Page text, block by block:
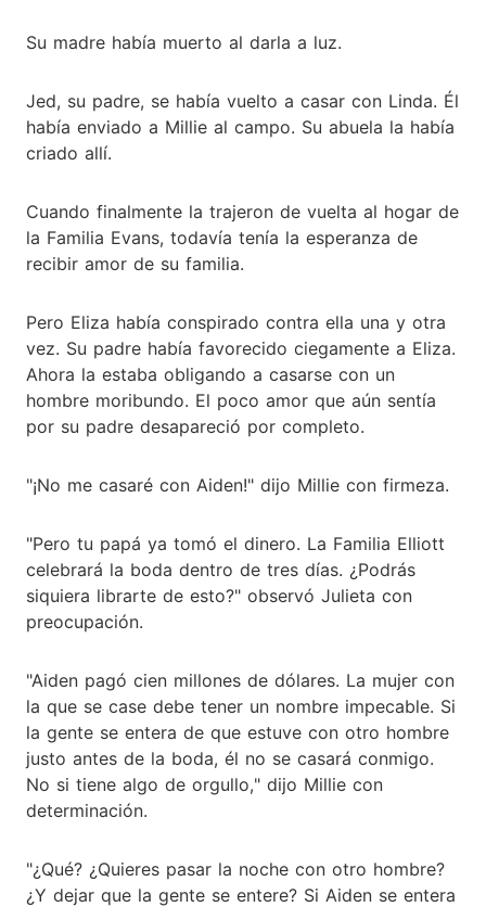
Su madre había muerto al darla a luz.
Jed, su padre, se había vuelto a casar con Linda. Él
había enviado a Millie al campo. Su abuela la había
criado allí.
Cuando finalmente la trajeron de vuelta al hogar de
la Familia Evans, todavía tenía la esperanza de
recibir amor de su familia.
Pero Eliza había conspirado contra ella una y otra
vez. Su padre había favorecido ciegamente a Eliza.
Ahora la estaba obligando a casarse con un
hombre moribundo. El poco amor que aún sentía
por su padre desapareció por completo.
"¡No me casaré con Aiden!" dijo Millie con firmeza.
"Pero tu papá ya tomó el dinero. La Familia Elliott
celebrará la boda dentro de tres días. ¿Podrás
siquiera librarte de esto?" observó Julieta con
preocupación.
"Aiden pagó cien millones de dólares. La mujer con
la que se case debe tener un nombre impecable. Si
la gente se entera de que estuve con otro hombre
justo antes de la boda, él no se casará conmigo.
No si tiene algo de orgullo," dijo Millie con
determinación.
"¿Qué? ¿Quieres pasar la noche con otro hombre?
¿Y dejar que la gente se entere? Si Aiden se entera